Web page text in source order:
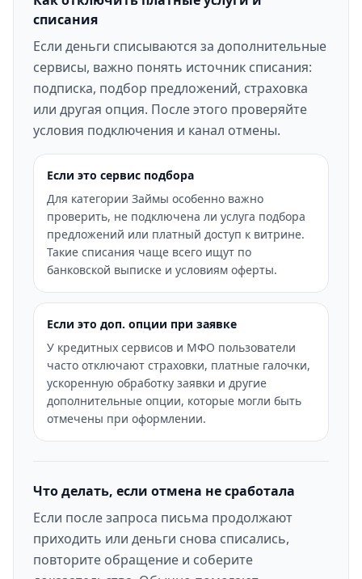
списания
Если деньги списываются за дополнительные
сервисы, важно понять источник списания:
подписка, подбор предложений, страховка
или другая опция. После этого проверяйте
условия подключения и канал отмены.
Если это сервис подбора
Для категории Займы особенно важно
проверить, не подключена ли услуга подбора
предложений или платный доступ к витрине.
Такие списания чаще всего ищут по
банковской выписке и условиям оферты.
Если это доп. опции при заявке
У кредитных сервисов и МФО пользователи
часто отключают страховки, платные галочки,
ускоренную обработку заявки и другие
дополнительные опции, которые могли быть
отмечены при оформлении.
Что делать, если отмена не сработала
Если после запроса письма продолжают
приходить или деньги снова списались,
повторите обращение и соберите